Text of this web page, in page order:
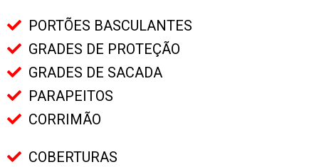
PORTÕES BASCULANTES
GRADES DE PROTEÇÃO
GRADES DE SACADA
PARAPEITOS
CORRIMÃO
COBERTURAS